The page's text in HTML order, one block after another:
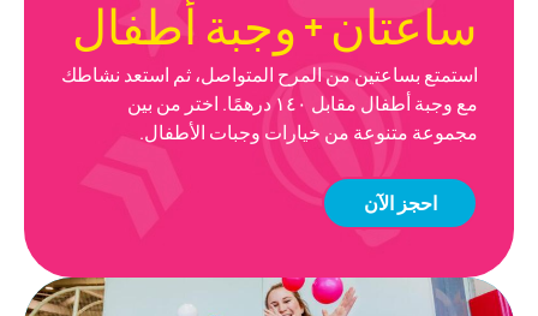
ساعتان+وجبة أطفال
استمتع بساعتين من المرح المتواصل، ثم استعد نشاطك
مع وجبة أطفال مقابل ١٤٠ درهمًا. اختر من بين
مجموعة متنوعة من خيارات وجبات الأطفال.
احجز الآن